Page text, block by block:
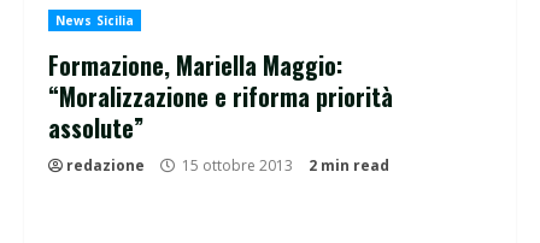
News Sicilia
Formazione, Mariella Maggio:
“Moralizzazione e riforma priorità
assolute”
redazione 15 ottobre 2013 2 min read